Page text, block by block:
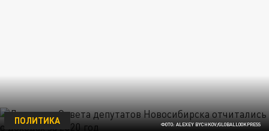
ФОТО: ALEXEY BYCHKOV/GLOBALLOOKPRESS
ПОЛИТИКА